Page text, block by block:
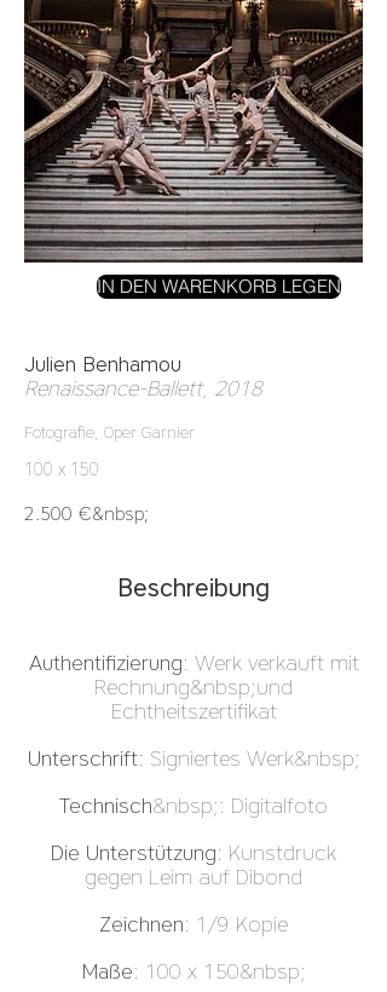
IN DEN WARENKORB LEGEN
Julien Benhamou
Renaissance-Ballett, 2018
Fotografie, Oper Garnier
100 x 150
2.500 €&nbsp;
Beschreibung
Authentifizierung: Werk verkauft mit
Rechnung&nbsp;und
Echtheitszertifikat
Unterschrift: Signiertes Werk&nbsp;
Technisch&nbsp;: Digitalfoto
Die Unterstützung: Kunstdruck
gegen Leim auf Dibond
Zeichnen: 1/9 Kopie
Maße: 100 x 150&nbsp;